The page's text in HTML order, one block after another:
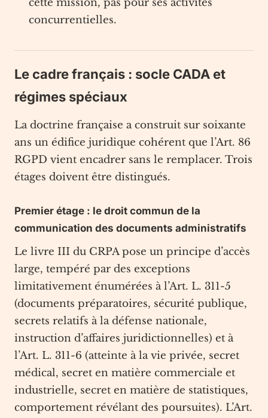
cette mission, pas pour ses activités
concurrentielles.
Le cadre français : socle CADA et
régimes spéciaux
La doctrine française a construit sur soixante
ans un édifice juridique cohérent que l’Art. 86
RGPD vient encadrer sans le remplacer. Trois
étages doivent être distingués.
Premier étage : le droit commun de la
communication des documents administratifs
Le livre III du CRPA pose un principe d’accès
large, tempéré par des exceptions
limitativement énumérées à l’Art. L. 311-5
(documents préparatoires, sécurité publique,
secrets relatifs à la défense nationale,
instruction d’affaires juridictionnelles) et à
l’Art. L. 311-6 (atteinte à la vie privée, secret
médical, secret en matière commerciale et
industrielle, secret en matière de statistiques,
comportement révélant des poursuites). L’Art.